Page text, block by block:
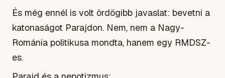
És még ennél is volt ördögibb javaslat: bevetni a
katonaságot Parajdon. Nem, nem a Nagy-
Románia politikusa mondta, hanem egy RMDSZ-
es.